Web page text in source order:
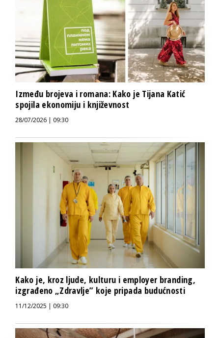
Između brojeva i romana: Kako je Tijana Katić
spojila ekonomiju i književnost
28/07/2026 | 09:30
Kako je, kroz ljude, kulturu i employer branding,
izgrađeno „Zdravlje” koje pripada budućnosti
11/12/2025 | 09:30